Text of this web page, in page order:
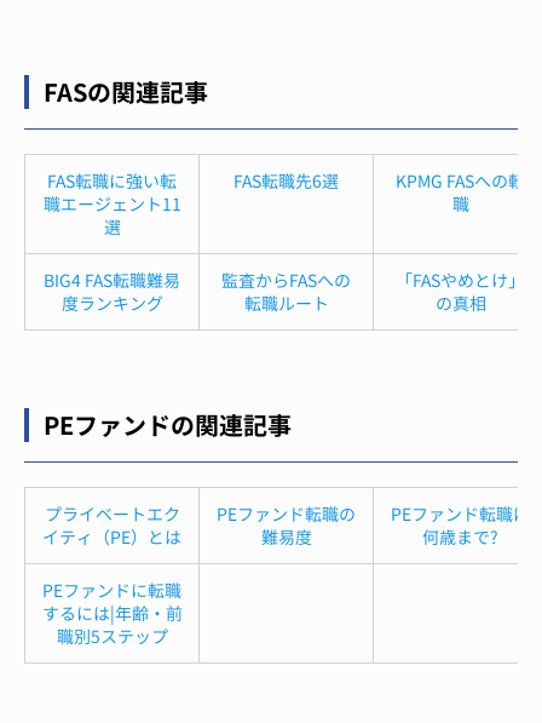
FASの関連記事
FAS転職に強い転
職エージェント11
選
FAS転職先6選
KPMG FASへの転
職
BIG4 FAS転職難易
度ランキング
監査からFASへの
転職ルート
「FASやめとけ」
の真相
PEファンドの関連記事
プライベートエク
イティ（PE）とは
PEファンド転職の
難易度
PEファンド転職は
何歳まで?
PEファンドに転職
するには|年齢・前
職別5ステップ